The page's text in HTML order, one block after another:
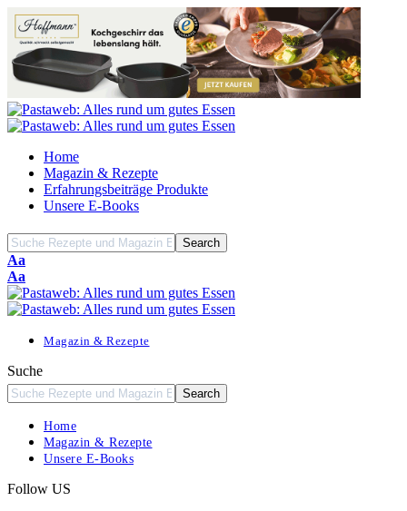
Home
Magazin & Rezepte
Erfahrungsbeiträge Produkte
Unsere E-Books
Font
Resizer
Aa
Font
Resizer
Aa
Magazin & Rezepte
Suche
Home
Magazin & Rezepte
Unsere E-Books
Follow US